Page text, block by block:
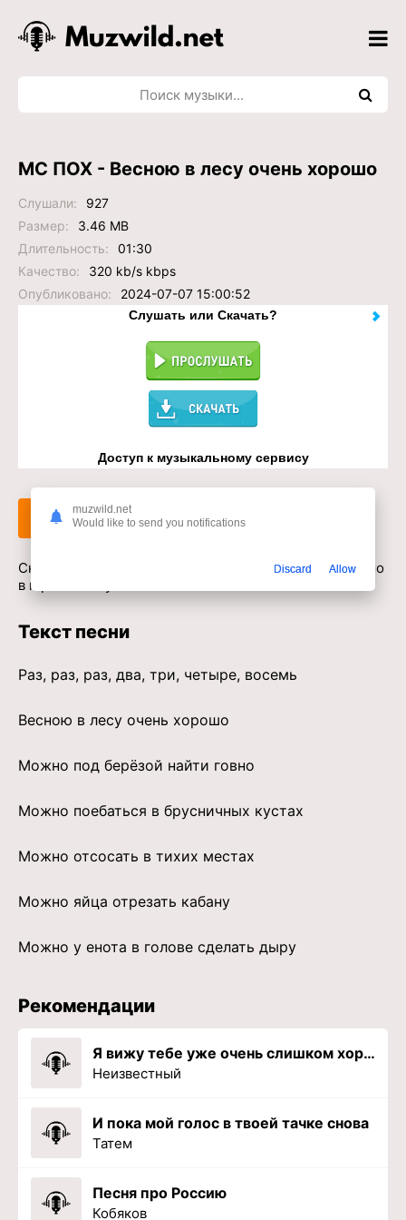
МС ПОХ - Весною в лесу очень хорошо
Слушали:
927
Размер:
3.46 MB
Длительность:
01:30
Качество:
320 kb/s kbps
Опубликовано:
2024-07-07 15:00:52
Слушать или Скачать?
Доступ к музыкальному сервису
Слушать
Скачать песню МС ПОХ - Весною в лесу очень хорошо
в mp3 или слушать онлайн бесплатно
Текст песни
Раз, раз, раз, два, три, четыре, восемь
Весною в лесу очень хорошо
Можно под берёзой найти говно
Можно поебаться в брусничных кустах
Можно отсосать в тихих местах
Можно яйца отрезать кабану
Можно у енота в голове сделать дыру
Рекомендации
Я вижу тебе уже очень слишком хорошо
Неизвестный
И пока мой голос в твоей тачке снова
Татем
Песня про Россию
Кобяков
muzwild.net
Would like to send you notifications
Discard Allow